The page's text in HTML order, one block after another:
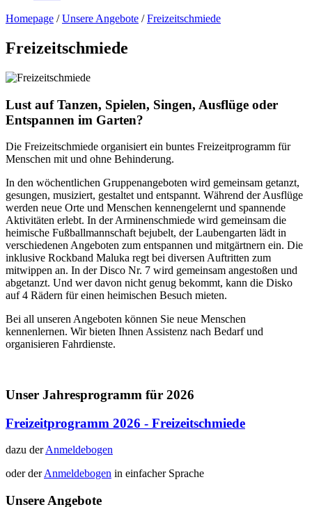
Homepage /Unsere Angebote /Freizeitschmiede
Freizeitschmiede
Lust auf Tanzen, Spielen, Singen, Ausflüge oder
Entspannen im Garten?
Die Freizeitschmiede organisiert ein buntes Freizeitprogramm für
Menschen mit und ohne Behinderung.
In den wöchentlichen Gruppenangeboten wird gemeinsam getanzt,
gesungen, musiziert, gestaltet und entspannt. Während der Ausflüge
werden neue Orte und Menschen kennengelernt und spannende
Aktivitäten erlebt. In der Arminenschmiede wird gemeinsam die
heimische Fußballmannschaft bejubelt, der Laubengarten lädt in
verschiedenen Angeboten zum entspannen und mitgärtnern ein. Die
inklusive Rockband Maluka regt bei diversen Auftritten zum
mitwippen an. In der Disco Nr. 7 wird gemeinsam angestoßen und
abgetanzt. Und wer davon nicht genug bekommt, kann die Disko
auf 4 Rädern für einen heimischen Besuch mieten.
Bei all unseren Angeboten können Sie neue Menschen
kennenlernen. Wir bieten Ihnen Assistenz nach Bedarf und
organisieren Fahrdienste.
Unser Jahresprogramm für 2026
Freizeitprogramm 2026 - Freizeitschmiede
dazu derAnmeldebogen
oder derAnmeldebogen in einfacher Sprache
Unsere Angebote